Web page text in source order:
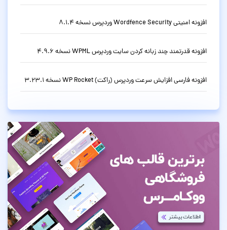
افزونه امنیتی Wordfence Security وردپرس نسخه 8.1.4
افزونه قدرتمند چند زبانه کردن سایت وردپرس WPML نسخه 4.9.6
افزونه فارسی افزایش سرعت وردپرس (راکت) WP Rocket نسخه 3.23.1